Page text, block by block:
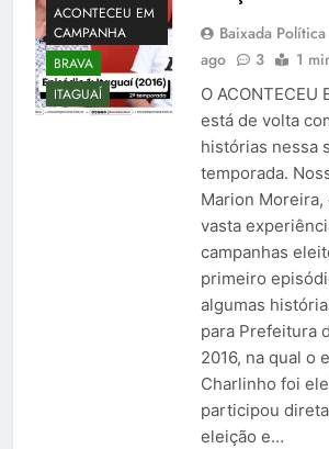
ACONTECEU EM
CAMPANHA
BRAVA
ITAGUAÍ
Baixada Política
ago
3 1
O ACONTECEU
está de volta
histórias nessa
temporada.
Marion Moreira,
vasta
campanhas
primeiro
algumas
para Prefeitura
2016, na qual o
Charlinho foi
participou
eleição e…